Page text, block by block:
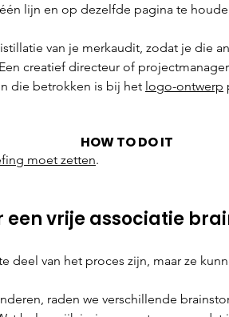
lijn en op dezelfde pagina te
van je merkaudit, zodat je die
creatief directeur of
die betrokken is bij het logo-ontwerp
HOW TO DO IT
moet zetten.
een vrije associatie
deel van het proces zijn, maar ze
raden we verschillende